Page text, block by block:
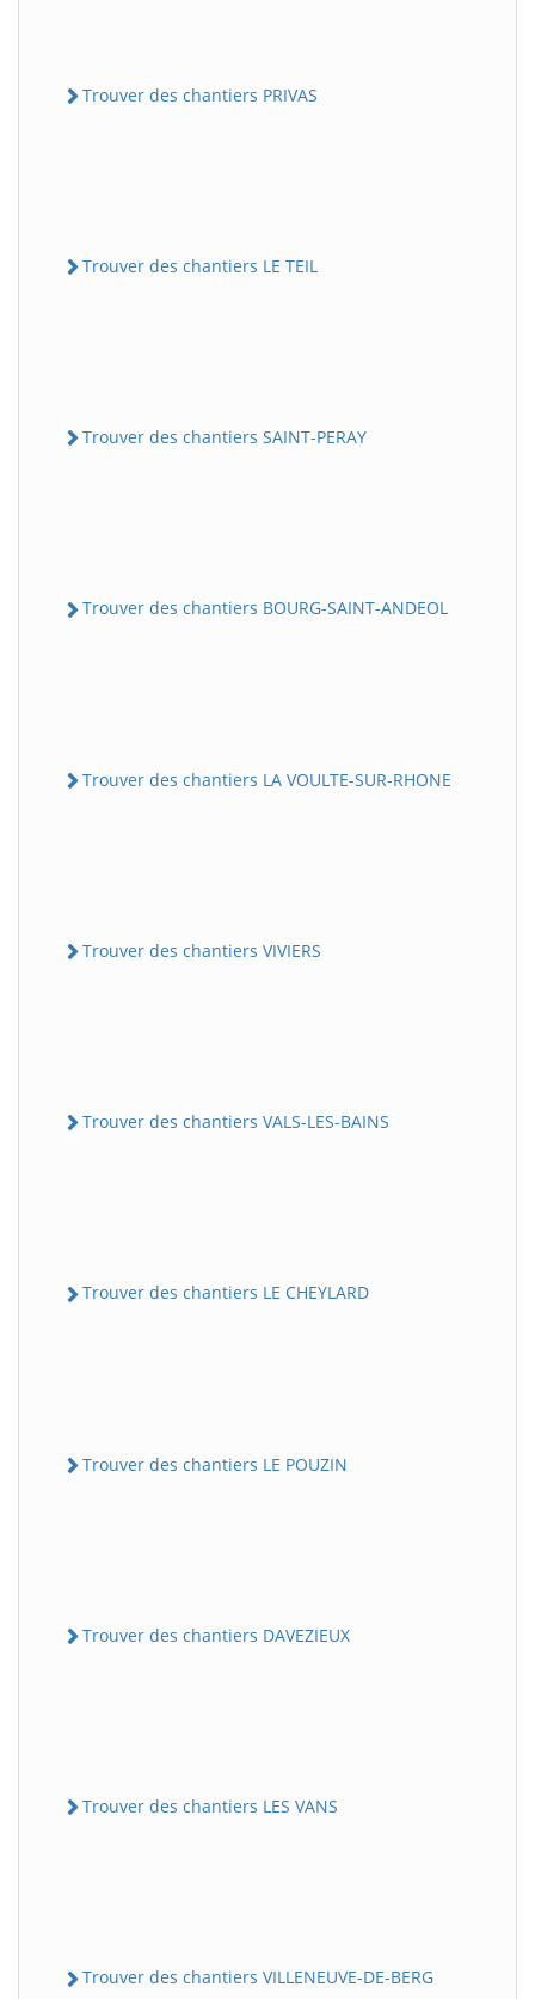
Trouver des chantiers PRIVAS
Trouver des chantiers LE TEIL
Trouver des chantiers SAINT-PERAY
Trouver des chantiers BOURG-SAINT-ANDEOL
Trouver des chantiers LA VOULTE-SUR-RHONE
Trouver des chantiers VIVIERS
Trouver des chantiers VALS-LES-BAINS
Trouver des chantiers LE CHEYLARD
Trouver des chantiers LE POUZIN
Trouver des chantiers DAVEZIEUX
Trouver des chantiers LES VANS
Trouver des chantiers VILLENEUVE-DE-BERG